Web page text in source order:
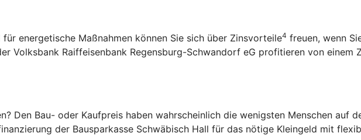
energetische Maßnahmen können Sie sich über Zinsvorteile4 freuen, wenn
Volksbank Raiffeisenbank Regensburg-Schwandorf eG profitieren von einem
Den Bau- oder Kaufpreis haben wahrscheinlich die wenigsten Menschen auf
der Bausparkasse Schwäbisch Hall für das nötige Kleingeld mit